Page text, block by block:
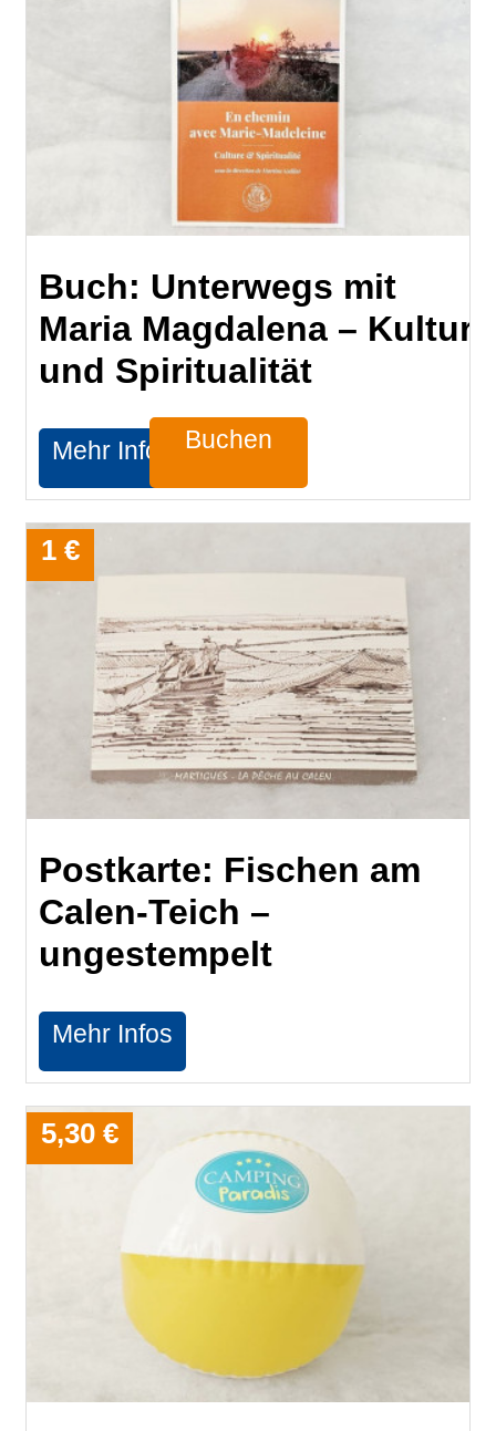
Buch: Unterwegs mit
Maria Magdalena – Kultur
und Spiritualität
Mehr Infos Buchen
Postkarte: Fischen am
Calen-Teich –
ungestempelt
1 €
Mehr Infos
5,30 €